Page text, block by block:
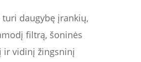
turi daugybę įrankių,
filtrą, šoninės
ir vidinį žingsninį